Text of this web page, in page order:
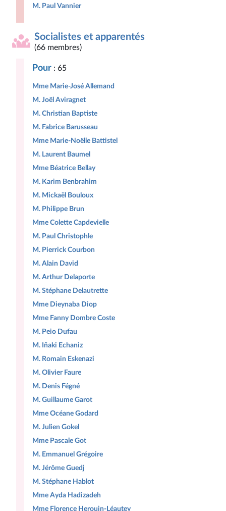
M. Paul Vannier
Socialistes et apparentés
(66 membres)
Pour : 65
Mme Marie-José Allemand
M. Joël Aviragnet
M. Christian Baptiste
M. Fabrice Barusseau
Mme Marie-Noëlle Battistel
M. Laurent Baumel
Mme Béatrice Bellay
M. Karim Benbrahim
M. Mickaël Bouloux
M. Philippe Brun
Mme Colette Capdevielle
M. Paul Christophle
M. Pierrick Courbon
M. Alain David
M. Arthur Delaporte
M. Stéphane Delautrette
Mme Dieynaba Diop
Mme Fanny Dombre Coste
M. Peio Dufau
M. Iñaki Echaniz
M. Romain Eskenazi
M. Olivier Faure
M. Denis Fégné
M. Guillaume Garot
Mme Océane Godard
M. Julien Gokel
Mme Pascale Got
M. Emmanuel Grégoire
M. Jérôme Guedj
M. Stéphane Hablot
Mme Ayda Hadizadeh
Mme Florence Herouin-Léautey